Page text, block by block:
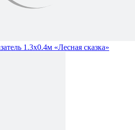
1.3х0.4м «Лесная сказка»